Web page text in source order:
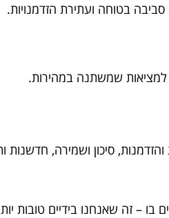
בטוחה ועתירת הזדמנויות.
למציאות שמשתנה במהירות.
סיכון ושמירה,
– זה שאנחנו בידיים טובות